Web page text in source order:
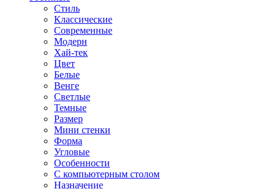
Стиль
Классические
Современные
Модерн
Хай-тек
Цвет
Белые
Венге
Светлые
Темные
Размер
Мини стенки
Форма
Угловые
Особенности
С компьютерным столом
Назначение